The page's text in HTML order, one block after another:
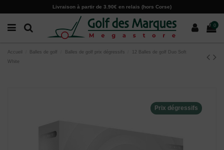
Livraison à partir de 3.90€ en relais (hors Corse)
0
Accueil Balles de golf Balles de golf prix dégressifs
12 Balles de golf Duo Soft
White
Prix dégressifs
Paramètres des cookies